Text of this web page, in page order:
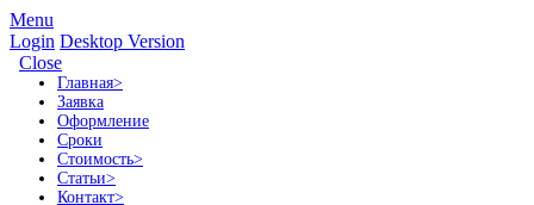
Menu
Login Desktop Version
Close
Главная>
Заявка
Оформление
Сроки
Стоимость>
Статьи>
Контакт>